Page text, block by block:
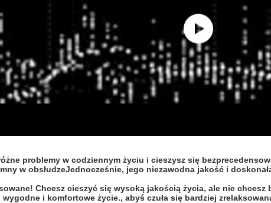
problemy w codziennym życiu i cieszysz się
w obsłudzeJednocześnie, jego niezawodna jakość i
Chcesz cieszyć się wysoką jakością życia, ale nie
i komfortowe życie., abyś czuła się bardziej